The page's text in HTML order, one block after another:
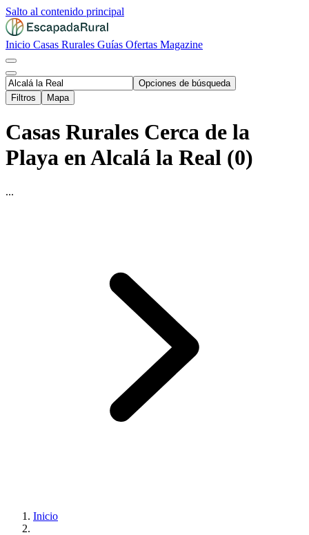
Salto al contenido principal
Inicio Casas Rurales Guías Ofertas Magazine
Opciones de búsqueda
Filtros
Mapa
Casas Rurales Cerca de la
Playa en Alcalá la Real (0)
...
Inicio